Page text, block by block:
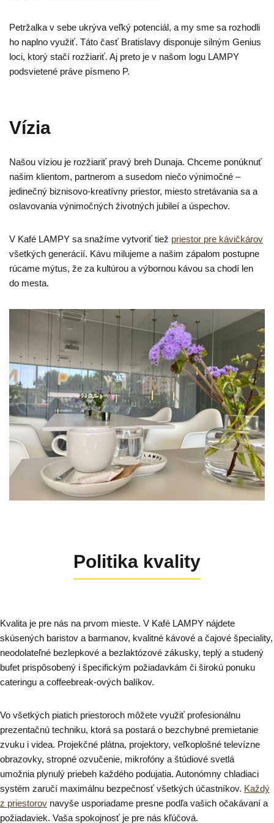
Petržalka v sebe ukrýva veľký potenciál, a my sme sa rozhodli
ho naplno využiť. Táto časť Bratislavy disponuje silným Genius
loci, ktorý stačí rozžiariť. Aj preto je v našom logu LAMPY
podsvietené práve písmeno P.
Vízia
Našou víziou je rozžiariť pravý breh Dunaja. Chceme ponúknuť
našim klientom, partnerom a susedom niečo výnimočné –
jedinečný biznisovo-kreatívny priestor, miesto stretávania sa a
oslavovania výnimočných životných jubileí a úspechov.
V Kafé LAMPY sa snažíme vytvoriť tiež priestor pre kávičkárov
všetkých generácií. Kávu milujeme a našim zápalom postupne
rúcame mýtus, že za kultúrou a výbornou kávou sa chodí len
do mesta.
Politika kvality
Kvalita je pre nás na prvom mieste. V Kafé LAMPY nájdete
skúsených baristov a barmanov, kvalitné kávové a čajové špeciality,
neodolateľné bezlepkové a bezlaktózové zákusky, teplý a studený
bufet prispôsobený i špecifickým požiadavkám či širokú ponuku
cateringu a coffeebreak-ových balíkov.
Vo všetkých piatich priestoroch môžete využiť profesionálnu
prezentačnú techniku, ktorá sa postará o bezchybné premietanie
zvuku i videa. Projekčné plátna, projektory, veľkoplošné televízne
obrazovky, stropné ozvučenie, mikrofóny a štúdiové svetlá
umožnia plynulý priebeh každého podujatia. Autonómny chladiaci
systém zaručí maximálnu bezpečnosť všetkých účastníkov. Každý
z priestorov navyše usporiadame presne podľa vašich očakávaní a
požiadaviek. Vaša spokojnosť je pre nás kľúčová.